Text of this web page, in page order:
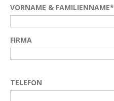
VORNAME & FAMILIENNAME*
FIRMA
TELEFON